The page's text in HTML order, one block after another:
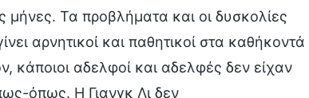
μήνες. Τα προβλήματα και οι δυσκολίες
αρνητικοί και παθητικοί στα καθήκοντά
κάποιοι αδελφοί και αδελφές δεν είχαν
όπως. Η Γιανγκ Λι δεν